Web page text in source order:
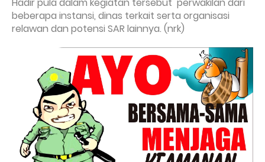
beberapa instansi, dinas terkait serta organisasi
relawan dan potensi SAR lainnya. (nrk)